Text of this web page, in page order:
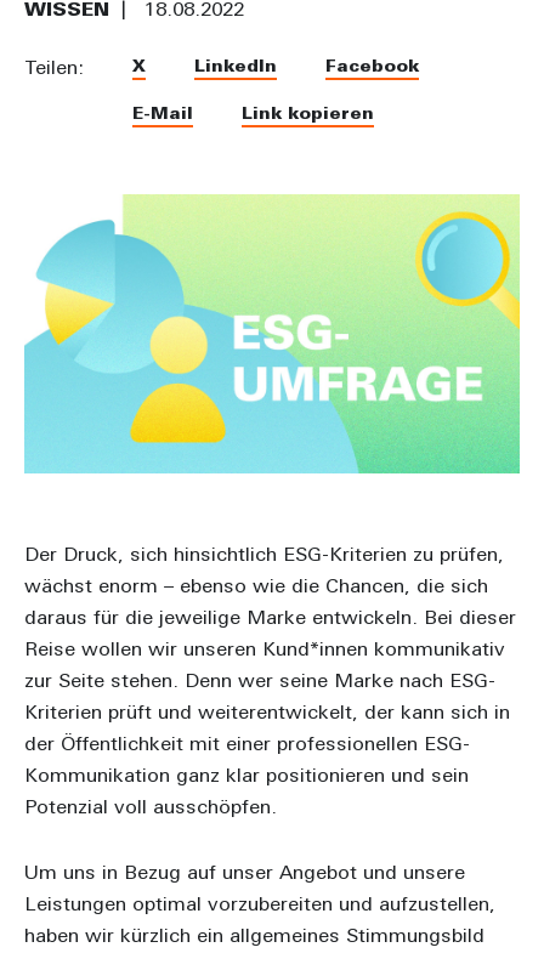
WISSEN 18.08.2022
Teilen: X LinkedIn Facebook
E-Mail Link kopieren
Der Druck, sich hinsichtlich ESG-Kriterien zu prüfen,
wächst enorm – ebenso wie die Chancen, die sich
daraus für die jeweilige Marke entwickeln. Bei dieser
Reise wollen wir unseren Kund*innen kommunikativ
zur Seite stehen. Denn wer seine Marke nach ESG-
Kriterien prüft und weiterentwickelt, der kann sich in
der Öffentlichkeit mit einer professionellen ESG-
Kommunikation ganz klar positionieren und sein
Potenzial voll ausschöpfen.
Um uns in Bezug auf unser Angebot und unsere
Leistungen optimal vorzubereiten und aufzustellen,
haben wir kürzlich ein allgemeines Stimmungsbild